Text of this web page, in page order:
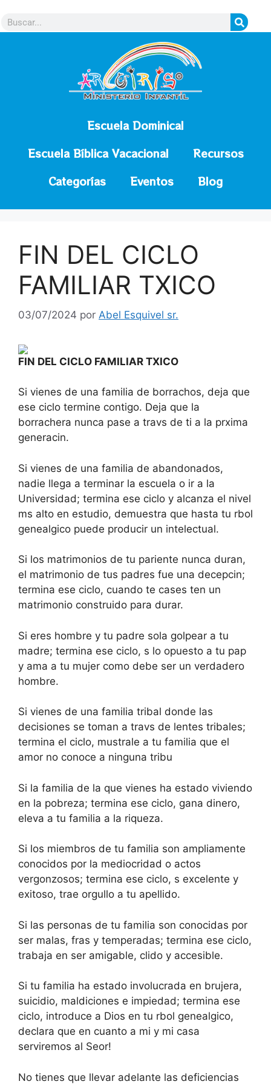
Escuela Dominical
Escuela Bíblica Vacacional
Recursos
Categorías
Eventos Blog
FIN DEL CICLO
FAMILIAR TXICO
03/07/2024 por Abel Esquivel sr.
FIN DEL CICLO FAMILIAR TXICO
Si vienes de una familia de borrachos, deja que
ese ciclo termine contigo. Deja que la
borrachera nunca pase a travs de ti a la prxima
generacin.
Si vienes de una familia de abandonados,
nadie llega a terminar la escuela o ir a la
Universidad; termina ese ciclo y alcanza el nivel
ms alto en estudio, demuestra que hasta tu rbol
genealgico puede producir un intelectual.
Si los matrimonios de tu pariente nunca duran,
el matrimonio de tus padres fue una decepcin;
termina ese ciclo, cuando te cases ten un
matrimonio construido para durar.
Si eres hombre y tu padre sola golpear a tu
madre; termina ese ciclo, s lo opuesto a tu pap
y ama a tu mujer como debe ser un verdadero
hombre.
Si vienes de una familia tribal donde las
decisiones se toman a travs de lentes tribales;
termina el ciclo, mustrale a tu familia que el
amor no conoce a ninguna tribu
Si la familia de la que vienes ha estado viviendo
en la pobreza; termina ese ciclo, gana dinero,
eleva a tu familia a la riqueza.
Si los miembros de tu familia son ampliamente
conocidos por la mediocridad o actos
vergonzosos; termina ese ciclo, s excelente y
exitoso, trae orgullo a tu apellido.
Si las personas de tu familia son conocidas por
ser malas, fras y temperadas; termina ese ciclo,
trabaja en ser amigable, clido y accesible.
Si tu familia ha estado involucrada en brujera,
suicidio, maldiciones e impiedad; termina ese
ciclo, introduce a Dios en tu rbol genealgico,
declara que en cuanto a mi y mi casa
serviremos al Seor!
No tienes que llevar adelante las deficiencias